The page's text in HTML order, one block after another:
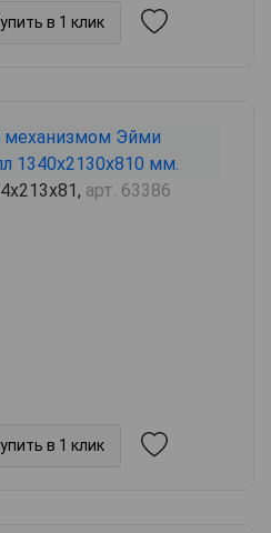
в 1 клик
арт. 63386
в 1 клик